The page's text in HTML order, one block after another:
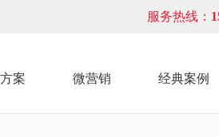
服务热线：
案 微营销 经典案例